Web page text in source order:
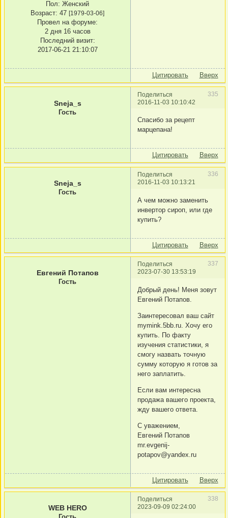
Пол: Женский
Возраст: 47 [1979-03-06]
Провел на форуме:
2 дня 16 часов
Последний визит:
2017-06-21 21:10:07
Цитировать Вверх
Поделиться
335
2016-11-03 10:10:42
Sneja_s
Гость
Спасибо за рецепт
марцепана!
Цитировать Вверх
Поделиться
336
2016-11-03 10:13:21
Sneja_s
Гость
А чем можно заменить
инвертор сироп, или где
купить?
Цитировать Вверх
Поделиться
337
2023-07-30 13:53:19
Евгений Потапов
Гость
Добрый день! Меня зовут
Евгений Потапов.
Заинтересовал ваш сайт
mymink.5bb.ru. Хочу его
купить. По факту
изучения статистики, я
смогу назвать точную
сумму которую я готов за
него заплатить.
Если вам интересна
продажа вашего проекта,
жду вашего ответа.
С уважением,
Евгений Потапов
mr.evgenij-
potapov@yandex.ru
Цитировать Вверх
Поделиться
338
2023-09-09 02:24:00
WEB HERO